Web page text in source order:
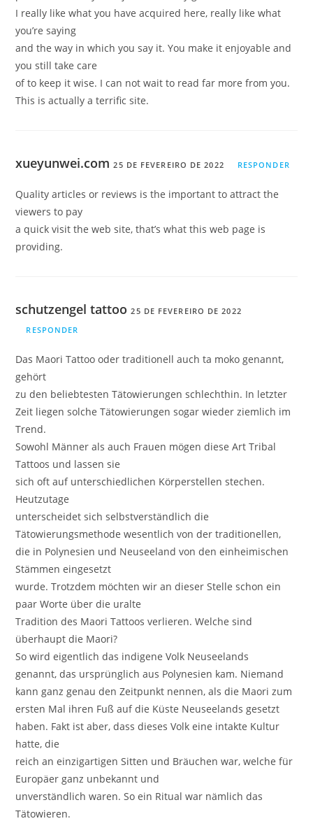
I really like what you have acquired here, really like what
you’re saying
and the way in which you say it. You make it enjoyable and
you still take care
of to keep it wise. I can not wait to read far more from you.
This is actually a terrific site.
xueyunwei.com 25 DE FEVEREIRO DE 2022 RESPONDER
Quality articles or reviews is the important to attract the
viewers to pay
a quick visit the web site, that’s what this web page is
providing.
schutzengel tattoo 25 DE FEVEREIRO DE 2022
RESPONDER
Das Maori Tattoo oder traditionell auch ta moko genannt,
gehört
zu den beliebtesten Tätowierungen schlechthin. In letzter
Zeit liegen solche Tätowierungen sogar wieder ziemlich im
Trend.
Sowohl Männer als auch Frauen mögen diese Art Tribal
Tattoos und lassen sie
sich oft auf unterschiedlichen Körperstellen stechen.
Heutzutage
unterscheidet sich selbstverständlich die
Tätowierungsmethode wesentlich von der traditionellen,
die in Polynesien und Neuseeland von den einheimischen
Stämmen eingesetzt
wurde. Trotzdem möchten wir an dieser Stelle schon ein
paar Worte über die uralte
Tradition des Maori Tattoos verlieren. Welche sind
überhaupt die Maori?
So wird eigentlich das indigene Volk Neuseelands
genannt, das ursprünglich aus Polynesien kam. Niemand
kann ganz genau den Zeitpunkt nennen, als die Maori zum
ersten Mal ihren Fuß auf die Küste Neuseelands gesetzt
haben. Fakt ist aber, dass dieses Volk eine intakte Kultur
hatte, die
reich an einzigartigen Sitten und Bräuchen war, welche für
Europäer ganz unbekannt und
unverständlich waren. So ein Ritual war nämlich das
Tätowieren.